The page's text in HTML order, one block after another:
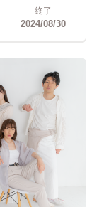
終了
2024/08/30